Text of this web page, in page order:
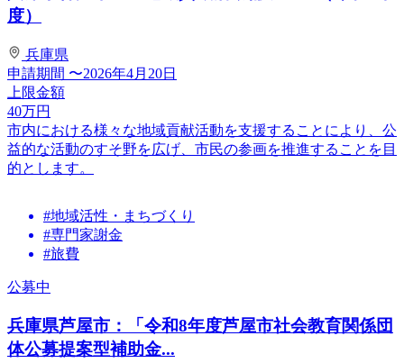
度）
兵庫県
申請期間 〜2026年4月20日
上限金額
40万円
市内における様々な地域貢献活動を支援することにより、公
益的な活動のすそ野を広げ、市民の参画を推進することを目
的とします。
#地域活性・まちづくり
#専門家謝金
#旅費
公募中
兵庫県芦屋市：「令和8年度芦屋市社会教育関係団
体公募提案型補助金...